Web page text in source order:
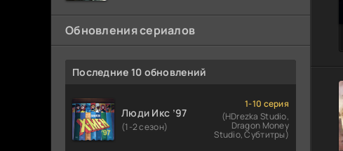
Обновления сериалов
Последние 10 обновлений
Люди Икс ’97
(1-2 сезон)
1-10 серия
(HDrezka Studio,
Dragon Money
Studio, Субтитры)